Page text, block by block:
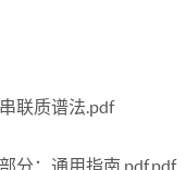
联质谱法.pdf
分：通用指南.pdf.pdf